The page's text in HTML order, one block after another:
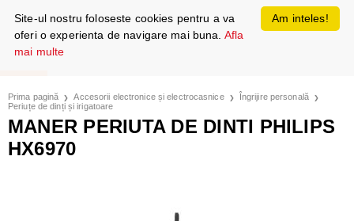
Prima pagină Accesorii electronice și electrocasnice
Îngrijire personală
Periuțe de dinți și irigatoare
MANER PERIUTA DE DINTI PHILIPS
HX6970
Am inteles!
Site-ul nostru foloseste cookies pentru a va
oferi o experienta de navigare mai buna. Afla
mai multe